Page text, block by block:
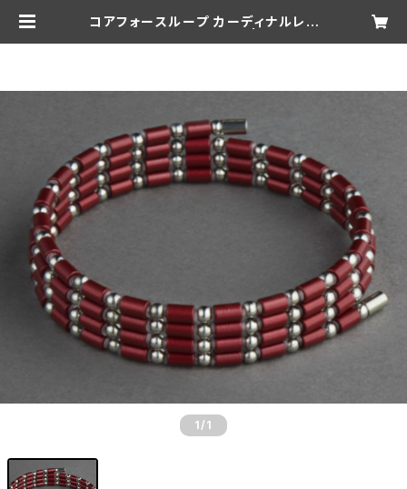
コアフォースループ カーディナルレッ
1 /1